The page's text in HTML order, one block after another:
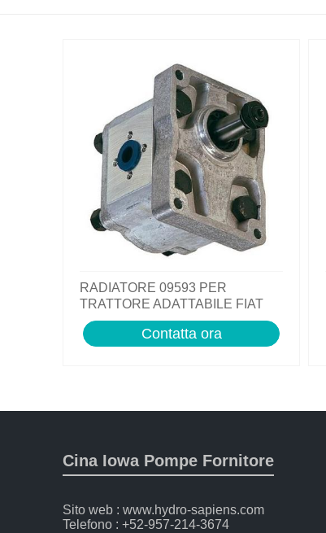
RADIATORE 09593 PER
TRATTORE ADATTABILE FIAT
RIF. ORIGINALE 5153481
Contatta ora
Cina Iowa Pompe Fornitore
Sito web : www.hydro-sapiens.com
Telefono : +52-957-214-3674